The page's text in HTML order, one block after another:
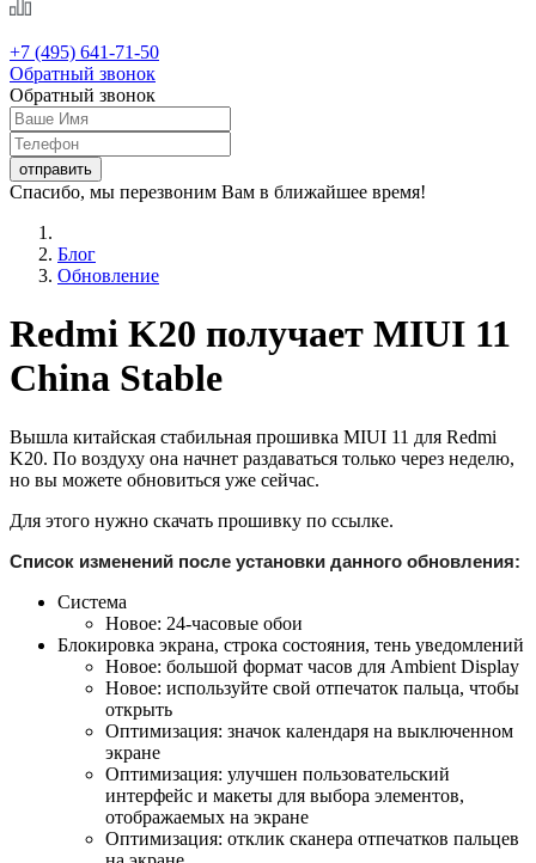
+7 (495) 641-71-50
Обратный звонок
Обратный звонок
Спасибо, мы перезвоним Вам в ближайшее время!
Блог
Обновление
Redmi K20 получает MIUI 11
China Stable
Вышла китайская стабильная прошивка MIUI 11 для Redmi
K20. По воздуху она начнет раздаваться только через неделю,
но вы можете обновиться уже сейчас.
Для этого нужно скачать прошивку по ссылке.
Список изменений после установки данного обновления:
Система
Новое: 24-часовые обои
Блокировка экрана, строка состояния, тень уведомлений
Новое: большой формат часов для Ambient Display
Новое: используйте свой отпечаток пальца, чтобы
открыть
Оптимизация: значок календаря на выключенном
экране
Оптимизация: улучшен пользовательский
интерфейс и макеты для выбора элементов,
отображаемых на экране
Оптимизация: отклик сканера отпечатков пальцев